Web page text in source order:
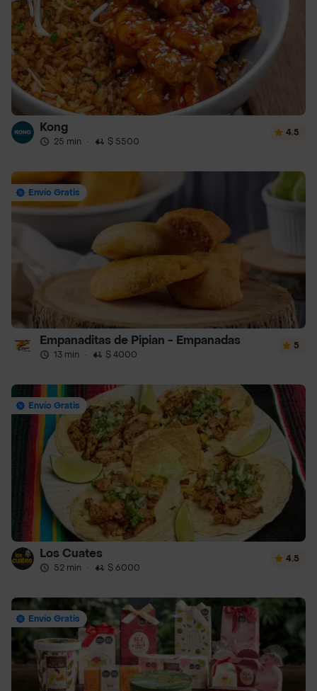
Kong
25 min · $ 5500
4.5
Envío Gratis
Empanaditas de Pipian - Empanadas
13 min · $ 4000
5
Envío Gratis
Los Cuates
52 min · $ 6000
4.5
Envío Gratis